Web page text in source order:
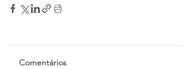
Comentários